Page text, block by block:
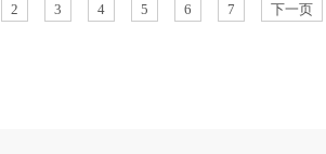
2 3 4 5 6 7 下一页